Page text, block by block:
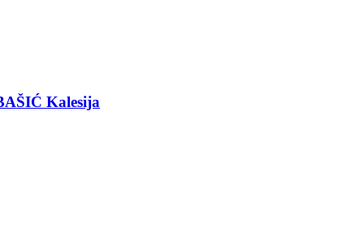
Kalesija